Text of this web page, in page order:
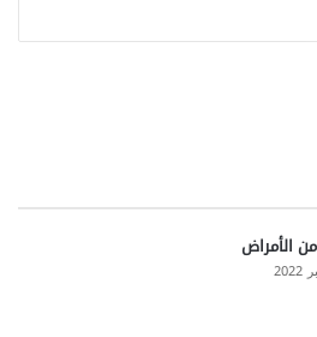
الأمراض